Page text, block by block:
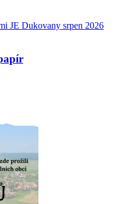
JE Dukovany srpen 2026